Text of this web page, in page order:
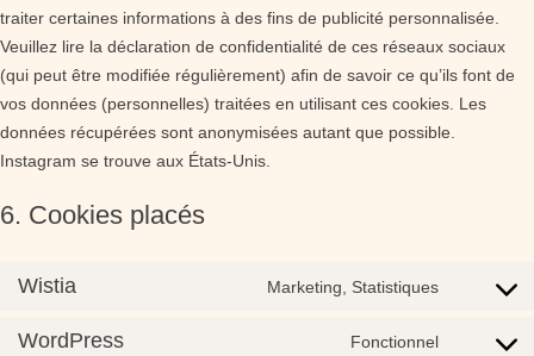
traiter certaines informations à des fins de publicité personnalisée.
Veuillez lire la déclaration de confidentialité de ces réseaux sociaux
(qui peut être modifiée régulièrement) afin de savoir ce qu’ils font de
vos données (personnelles) traitées en utilisant ces cookies. Les
données récupérées sont anonymisées autant que possible.
Instagram se trouve aux États-Unis.
6. Cookies placés
Wistia Marketing, Statistiques
Consent
WordPress Fonctionnel